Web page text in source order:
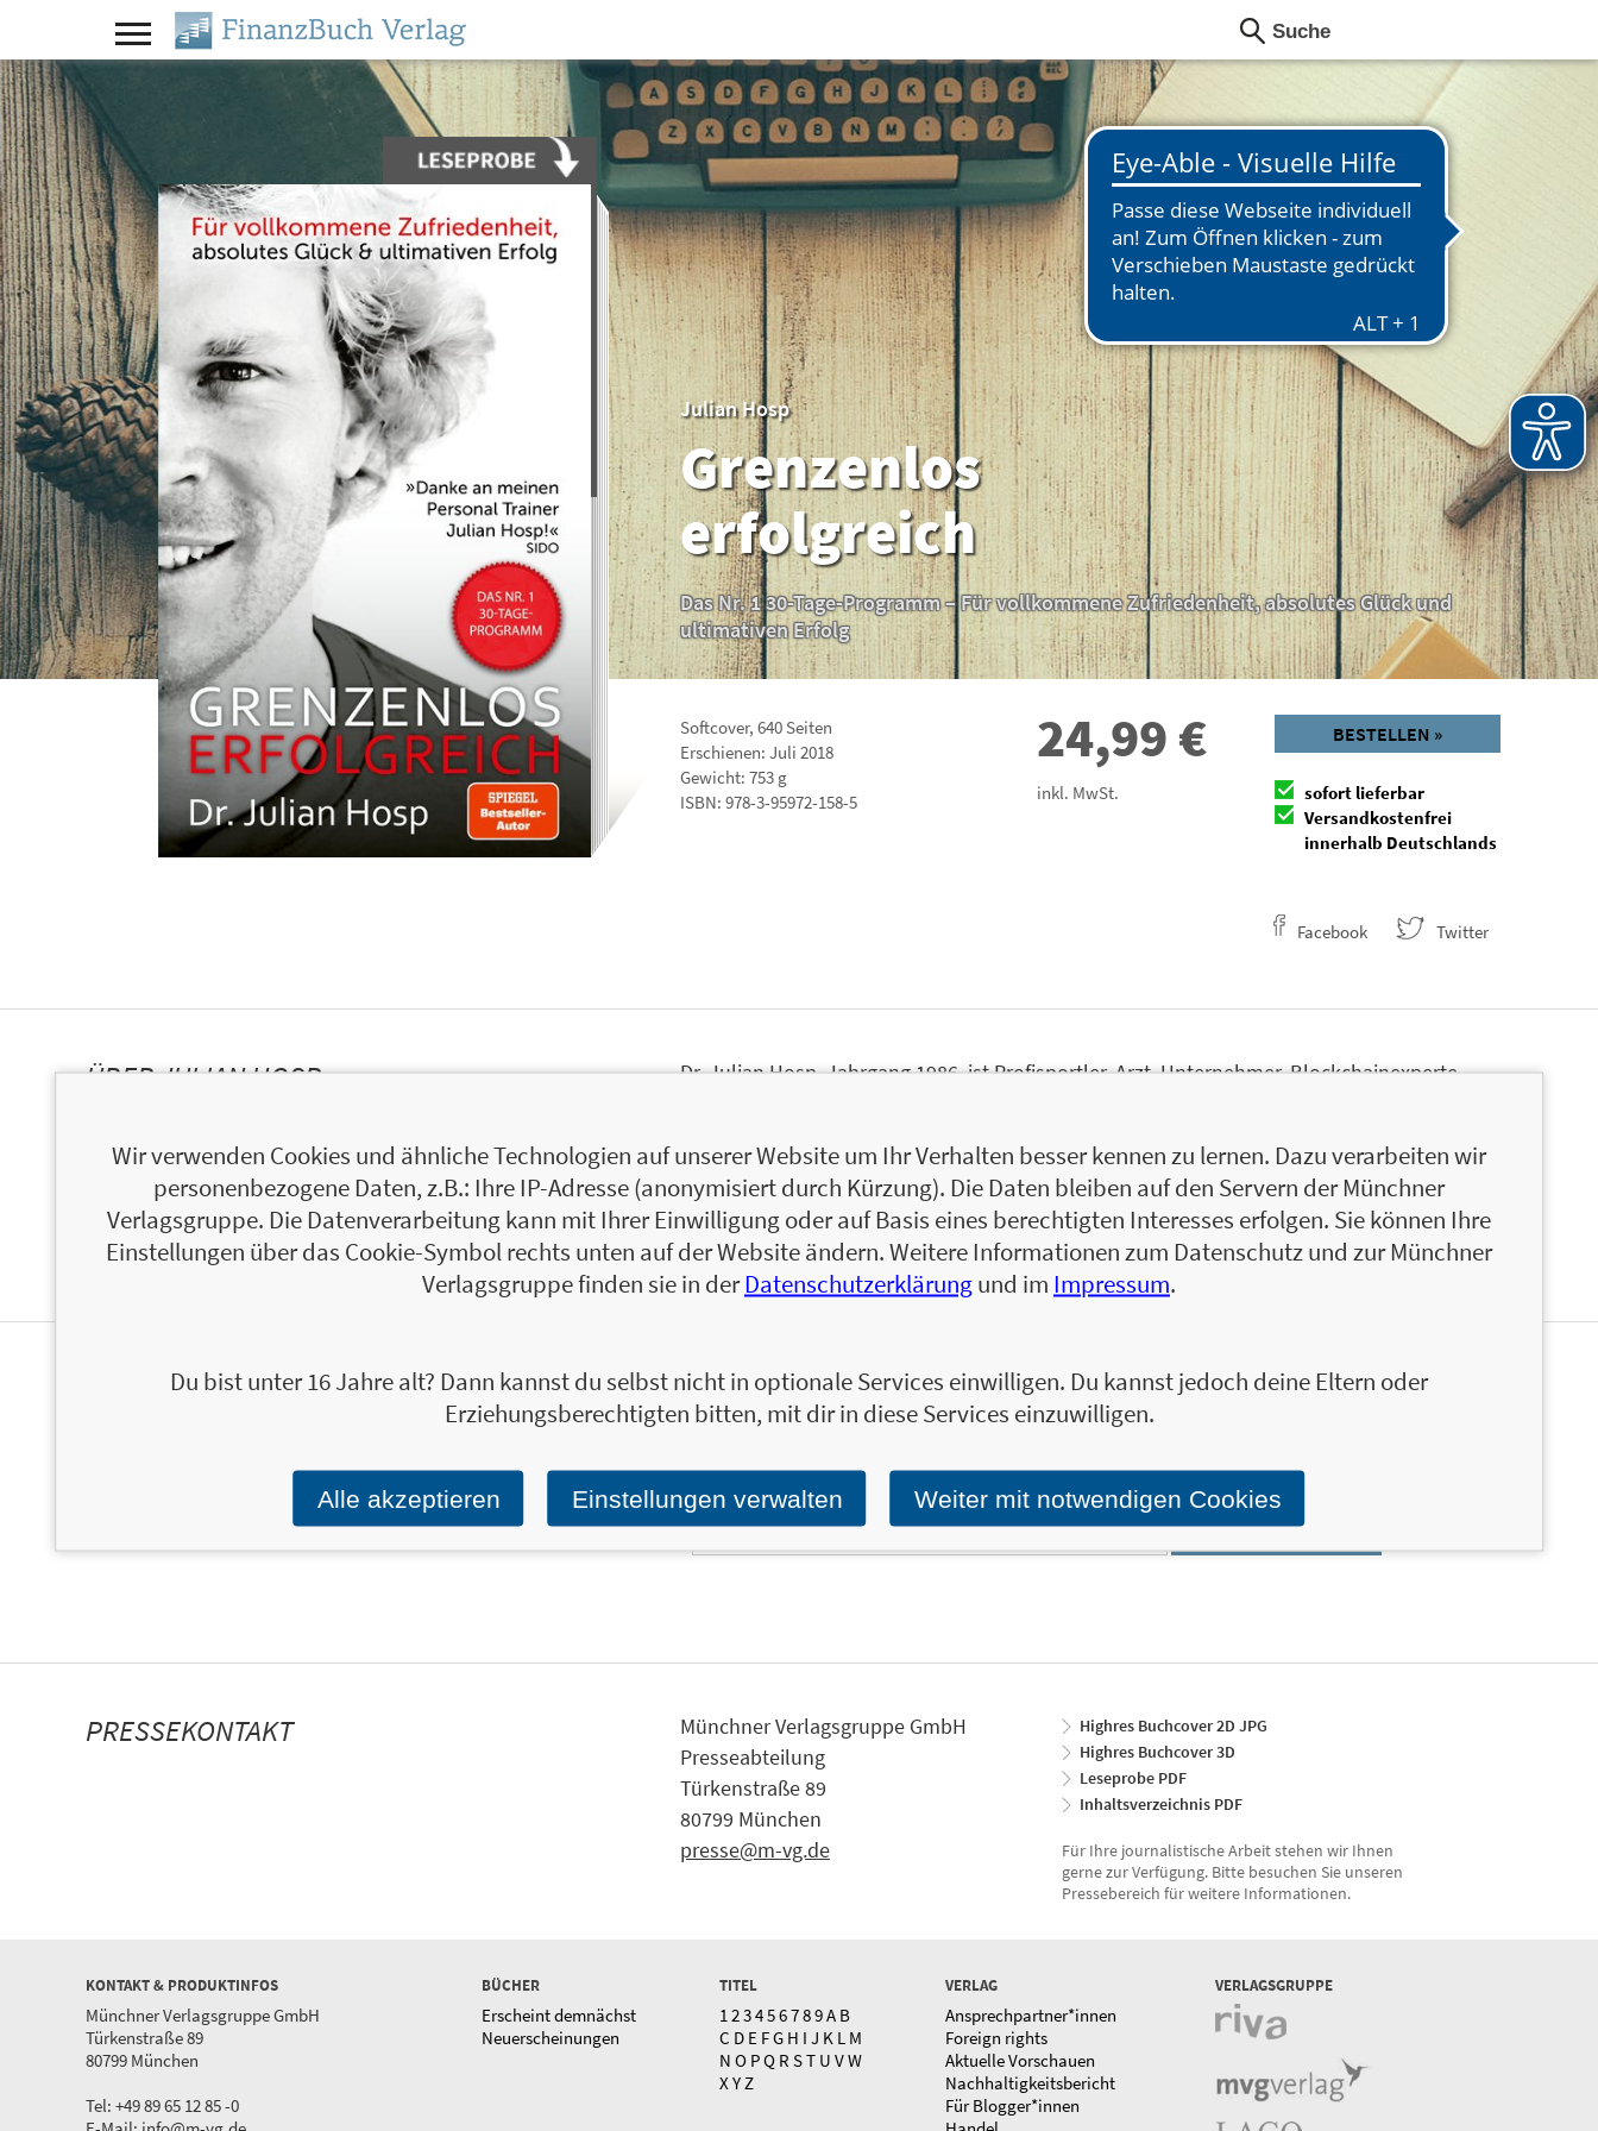
Julian Hosp
Grenzenlos
erfolgreich
Das Nr. 1 30-Tage-Programm – Für vollkommene Zufriedenheit, absolutes Glück und
ultimativen Erfolg
Softcover, 640 Seiten
Erschienen: Juli 2018
Gewicht: 753 g
ISBN: 978-3-95972-158-5
24,99€
inkl. MwSt.
BESTELLEN »
sofort lieferbar
Versandkostenfrei
innerhalb Deutschlands
Facebook Twitter
ÜBER JULIAN HOSP
Dr. Julian Hosp, Jahrgang 1986, ist Profisportler, Arzt, Unternehmer, Blockchainexperte,
Kryptowährungsexperten der Welt und ist ein häufig eingeladener Sprecher und Gast bei
Veranstaltungen, im Fernsehen, Radio und Print-Medien.
Zum Profil von Julian Hosp
NEWSLETTER FINANZBUCH VERLAG
Ja, ich will mit dem kostenlosen Newsletter des FinanzBuch Verlags über die aktuellen Trends im
Finanzbereich informiert bleiben.
Einmal pro Monat landen die aktuellsten Entwicklungen und Neuerscheinungen via Newsletter direkt
E-Mail-Adresse:
PRESSEKONTAKT
Münchner Verlagsgruppe GmbH
Presseabteilung
Türkenstraße 89
80799 München
presse@m-vg.de
Highres Buchcover 2D JPG
Highres Buchcover 3D
Leseprobe PDF
Inhaltsverzeichnis PDF
Für Ihre journalistische Arbeit stehen wir Ihnen
gerne zur Verfügung. Bitte besuchen Sie unseren
Pressebereich für weitere Informationen.
KONTAKT & PRODUKTINFOS
Münchner Verlagsgruppe GmbH
Türkenstraße 89
80799 München
Tel: +49 89 65 12 85 -0
BÜCHER
Erscheint demnächst
Neuerscheinungen
TITEL
1 23456789A B
C D E FG H I J K L M
N O PQ R ST U VW
X Y Z
VERLAG
Ansprechpartner*innen
Foreign rights
Aktuelle Vorschauen
Nachhaltigkeitsbericht
Für Blogger*innen
VERLAGSGRUPPE
Wir verwenden Cookies und ähnliche Technologien auf unserer Website um Ihr Verhalten besser kennen zu lernen. Dazu verarbeiten wir
personenbezogene Daten, z.B.: Ihre IP-Adresse (anonymisiert durch Kürzung). Die Daten bleiben auf den Servern der Münchner
Verlagsgruppe. Die Datenverarbeitung kann mit Ihrer Einwilligung oder auf Basis eines berechtigten Interesses erfolgen. Sie können Ihre
Einstellungen über das Cookie-Symbol rechts unten auf der Website ändern. Weitere Informationen zum Datenschutz und zur Münchner
Verlagsgruppe finden sie in derDatenschutzerklärungund im Impressum.
Du bist unter 16 Jahre alt? Dann kannst du selbst nicht in optionale Services einwilligen. Du kannst jedoch deine Eltern oder
Erziehungsberechtigten bitten, mit dir in diese Services einzuwilligen.
Alle akzeptieren Einstellungen verwalten Weiter mit notwendigen Cookies